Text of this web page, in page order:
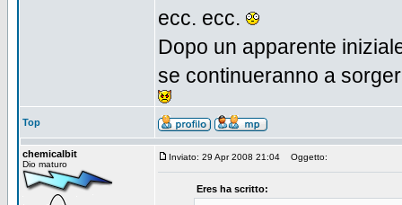
ecc. ecc.
Dopo un apparente
se continueranno a
Top
chemicalbit
Dio maturo
Inviato: 29 Apr 2008 21:04 Oggetto:
Eres ha scritto: